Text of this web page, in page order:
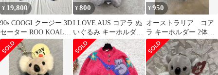
¥ 19,800
90s COOGI クージー 3D
セーター ROO KOALA
コアラ カンガルー ボル
ドー オーストラリア製
XS表記
¥800
I LOVE AUS コアラ ぬ
いぐるみ キーホルダ
ー オーストラリア
お土産
¥950
オーストラリア コア
ラ キーホルダー 2体セ
ット I